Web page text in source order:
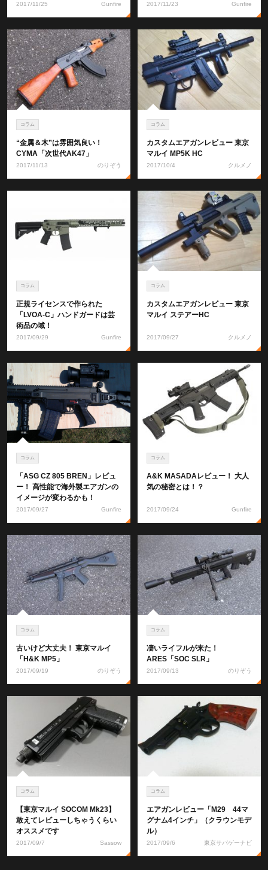
2017/11/25 Gunfire 2017/11/23 Gunfire
コラム
“金属＆木”は雰囲気良い！
CYMA「次世代AK47」
2017/11/13 のりぞう
コラム
カスタムエアガンレビュー 東京
マルイ MP5K HC
2017/10/4 クルメノ
コラム
正規ライセンスで作られた
「LVOA-C」ハンドガードは芸
術品の域！
2017/09/29 Gunfire
コラム
カスタムエアガンレビュー 東京
マルイ ステアーHC
2017/09/27 クルメノ
コラム
「ASG CZ 805 BREN」レビュ
ー！ 高性能で海外製エアガンの
イメージが変わるかも！
2017/09/27 Gunfire
コラム
A&K MASADAレビュー！ 大人
気の秘密とは！？
2017/09/24 Gunfire
コラム
古いけど大丈夫！ 東京マルイ
「H&K MP5」
2017/09/19 のりぞう
コラム
凄いライフルが来た！
ARES「SOC SLR」
2017/09/13 のりぞう
コラム
【東京マルイ SOCOM Mk23】
敢えてレビューしちゃうくらい
オススメです
2017/09/7 Sassow
コラム
エアガンレビュー「M29 44マ
グナム4インチ」（クラウンモデ
ル）
2017/09/6 東京サバゲーナビ